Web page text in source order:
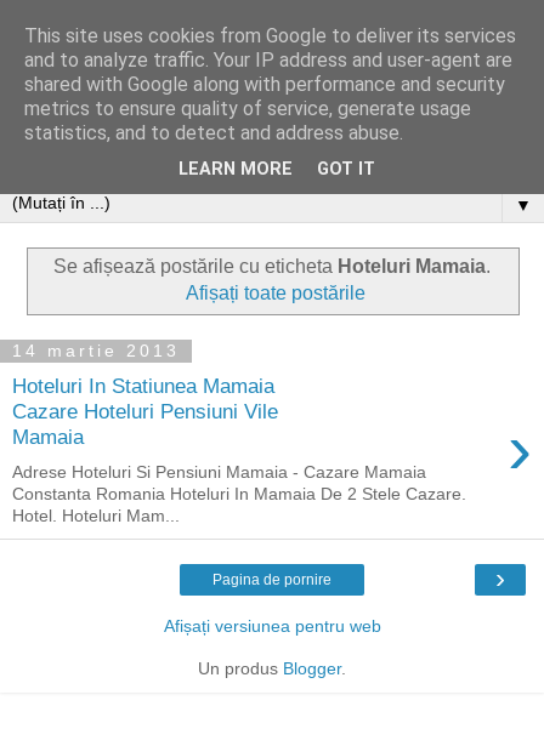
▼
Se afișează postările cu eticheta Hoteluri Mamaia.
Afișați toate postările
14 martie 2013
Hoteluri In Statiunea Mamaia
Cazare Hoteluri Pensiuni Vile
Mamaia
›
Adrese Hoteluri Si Pensiuni Mamaia - Cazare Mamaia
Constanta Romania Hoteluri In Mamaia De 2 Stele Cazare.
Hotel. Hoteluri Mam...
›
Pagina de pornire
Afișați versiunea pentru web
Un produs Blogger.
This site uses cookies from Google to deliver its services
and to analyze traffic. Your IP address and user-agent are
shared with Google along with performance and security
metrics to ensure quality of service, generate usage
statistics, and to detect and address abuse.
LEARN MORE GOT IT